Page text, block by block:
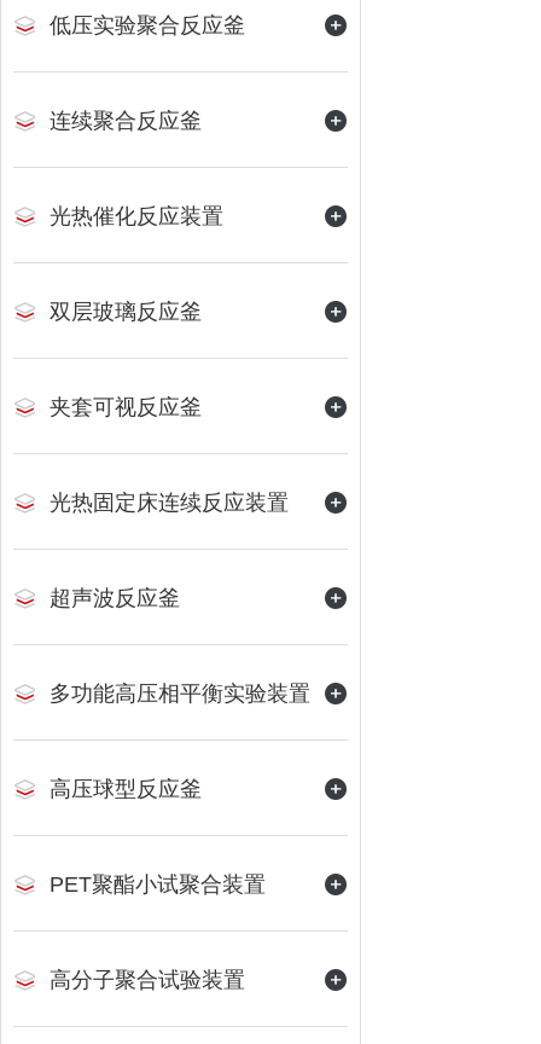
低压实验聚合反应釜
连续聚合反应釜
光热催化反应装置
双层玻璃反应釜
夹套可视反应釜
光热固定床连续反应装置
超声波反应釜
多功能高压相平衡实验装置
高压球型反应釜
PET聚酯小试聚合装置
高分子聚合试验装置